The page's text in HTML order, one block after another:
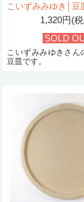
こいずみみゆき│豆
1,320円(
SOLD
こいずみみゆきさん
豆皿です。